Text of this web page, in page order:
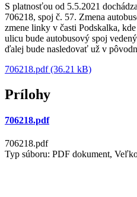
S platnosťou od 5.5.2021
706218, spoj č. 57. Zmena
zmene linky v časti Podskalka,
ulicu bude autobusový spoj
ďalej bude nasledovať už v
706218.pdf (36.21 kB)
Prílohy
706218.pdf
706218.pdf
Typ súboru: PDF dokument,